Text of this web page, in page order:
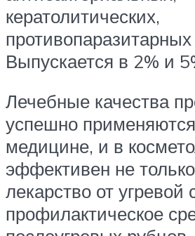
кератолитических,
противопаразитарных
Выпускается в 2% и
Лечебные качества
успешно
медицине, и в
эффективен не
лекарство от угревой
профилактическое